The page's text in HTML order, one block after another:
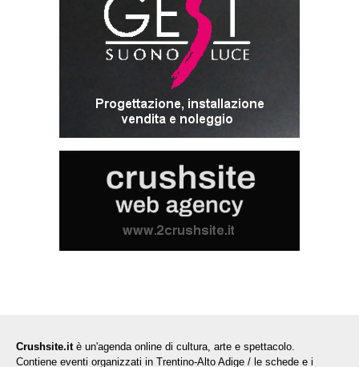
Crushsite.it è un'agenda online di cultura, arte e spettacolo.
Contiene eventi organizzati in Trentino-Alto Adige / le schede e i